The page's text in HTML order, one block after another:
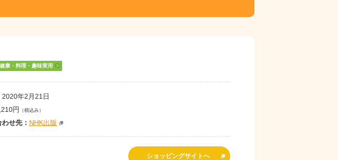
康・料理・趣味実用
2020年2月21日
円 （税込み）
わせ先： NHK出版
ショッピングサイトへ